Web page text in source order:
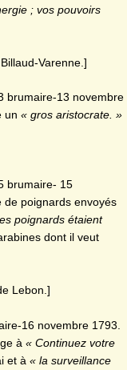
; vos pouvoirs
Varenne.]
brumaire-13 novembre
un « gros aristocrate. »
brumaire- 15
de poignards envoyés
poignards étaient
dont il veut
Lebon.]
16 novembre 1793.
à « Continuez votre
et à « la surveillance